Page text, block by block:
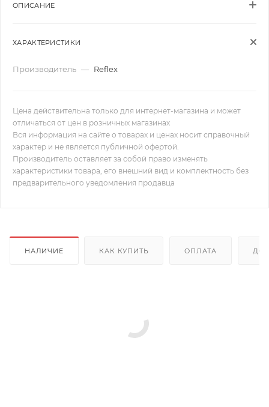
ОПИСАНИЕ
ХАРАКТЕРИСТИКИ
Производитель — Reflex
Цена действительна только для интернет-магазина и может
отличаться от цен в розничных магазинах
Вся информация на сайте о товарах и ценах носит справочный
характер и не является публичной офертой.
Производитель оставляет за собой право изменять
характеристики товара, его внешний вид и комплектность без
предварительного уведомления продавца
НАЛИЧИЕ КАК КУПИТЬ ОПЛАТА